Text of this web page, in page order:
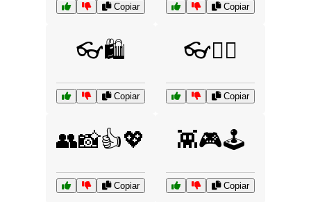
Copiar Copiar
👓🛍️
Copiar
👓🧘‍♀️
Copiar
👥📸👍💖
Copiar
👾🎮🕹️
Copiar